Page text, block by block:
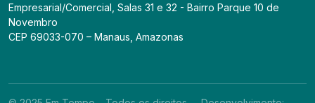
Empresarial/Comercial, Salas 31 e 32 - Bairro Parque 10 de
Novembro
CEP 69033-070 – Manaus, Amazonas